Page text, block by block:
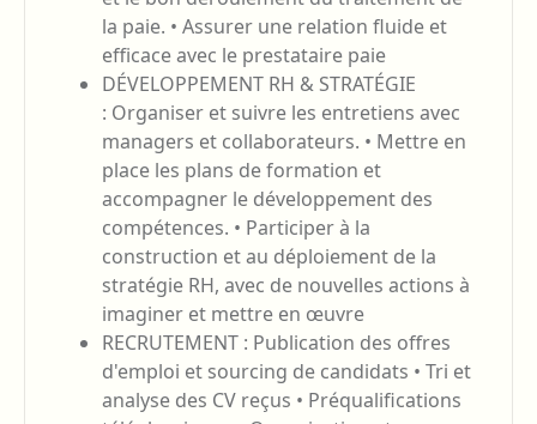
la paie. • Assurer une relation fluide et
efficace avec le prestataire paie
DÉVELOPPEMENT RH & STRATÉGIE
: Organiser et suivre les entretiens avec
managers et collaborateurs. • Mettre en
place les plans de formation et
accompagner le développement des
compétences. • Participer à la
construction et au déploiement de la
stratégie RH, avec de nouvelles actions à
imaginer et mettre en œuvre
RECRUTEMENT : Publication des offres
d'emploi et sourcing de candidats • Tri et
analyse des CV reçus • Préqualifications